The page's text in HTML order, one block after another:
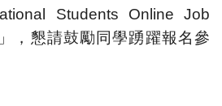
Students Online Job
，懇請鼓勵同學踴躍報名參